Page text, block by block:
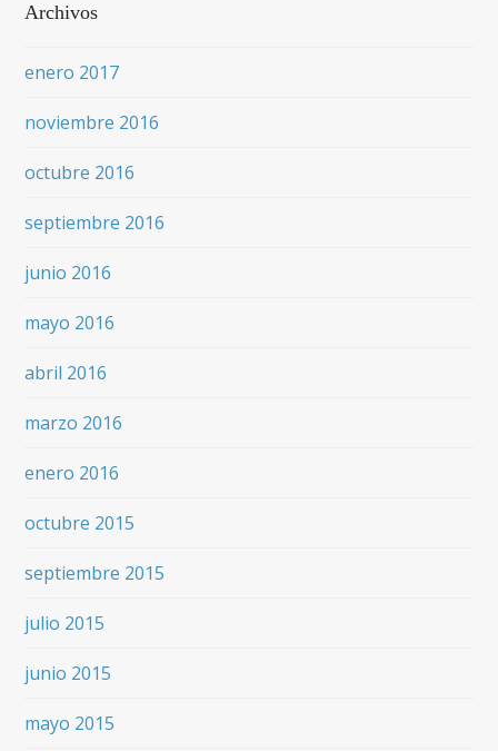
Archivos
enero 2017
noviembre 2016
octubre 2016
septiembre 2016
junio 2016
mayo 2016
abril 2016
marzo 2016
enero 2016
octubre 2015
septiembre 2015
julio 2015
junio 2015
mayo 2015